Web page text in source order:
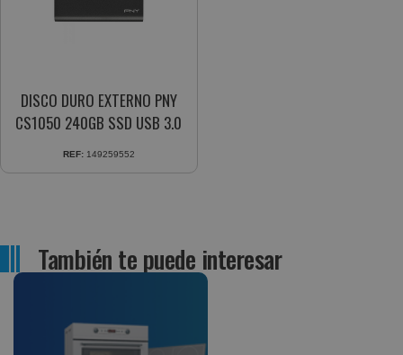
DISCO DURO EXTERNO PNY
CS1050 240GB SSD USB 3.0
REF: 149259552
También te puede interesar